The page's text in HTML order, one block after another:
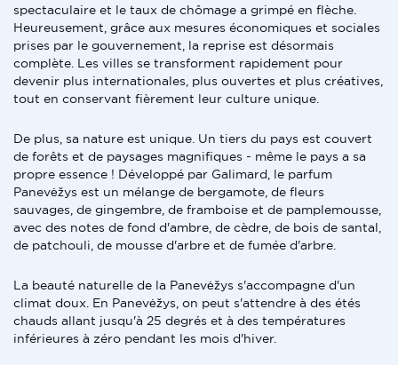
spectaculaire et le taux de chômage a grimpé en flèche.
Heureusement, grâce aux mesures économiques et sociales
prises par le gouvernement, la reprise est désormais
complète. Les villes se transforment rapidement pour
devenir plus internationales, plus ouvertes et plus créatives,
tout en conservant fièrement leur culture unique.
De plus, sa nature est unique. Un tiers du pays est couvert
de forêts et de paysages magnifiques - même le pays a sa
propre essence ! Développé par Galimard, le parfum
Panevėžys est un mélange de bergamote, de fleurs
sauvages, de gingembre, de framboise et de pamplemousse,
avec des notes de fond d'ambre, de cèdre, de bois de santal,
de patchouli, de mousse d'arbre et de fumée d'arbre.
La beauté naturelle de la Panevėžys s'accompagne d'un
climat doux. En Panevėžys, on peut s'attendre à des étés
chauds allant jusqu'à 25 degrés et à des températures
inférieures à zéro pendant les mois d'hiver.